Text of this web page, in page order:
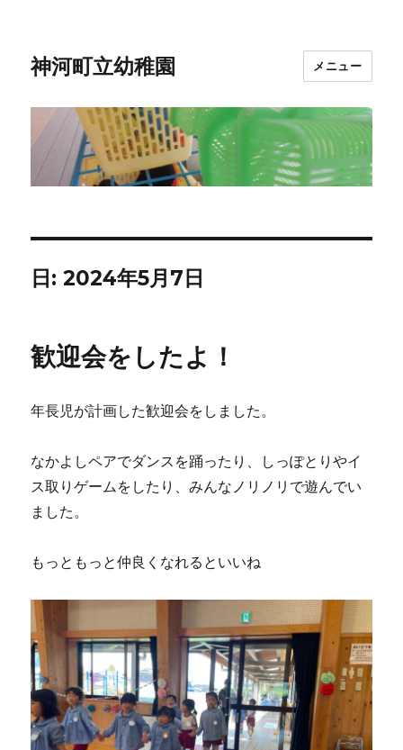
神河町立幼稚園 メニュー
日:2024年5月7日
歓迎会をしたよ！
年長児が計画した歓迎会をしました。
なかよしペアでダンスを踊ったり、しっぽとりやイ
ス取りゲームをしたり、みんなノリノリで遊んでい
ました。
もっともっと仲良くなれるといいね